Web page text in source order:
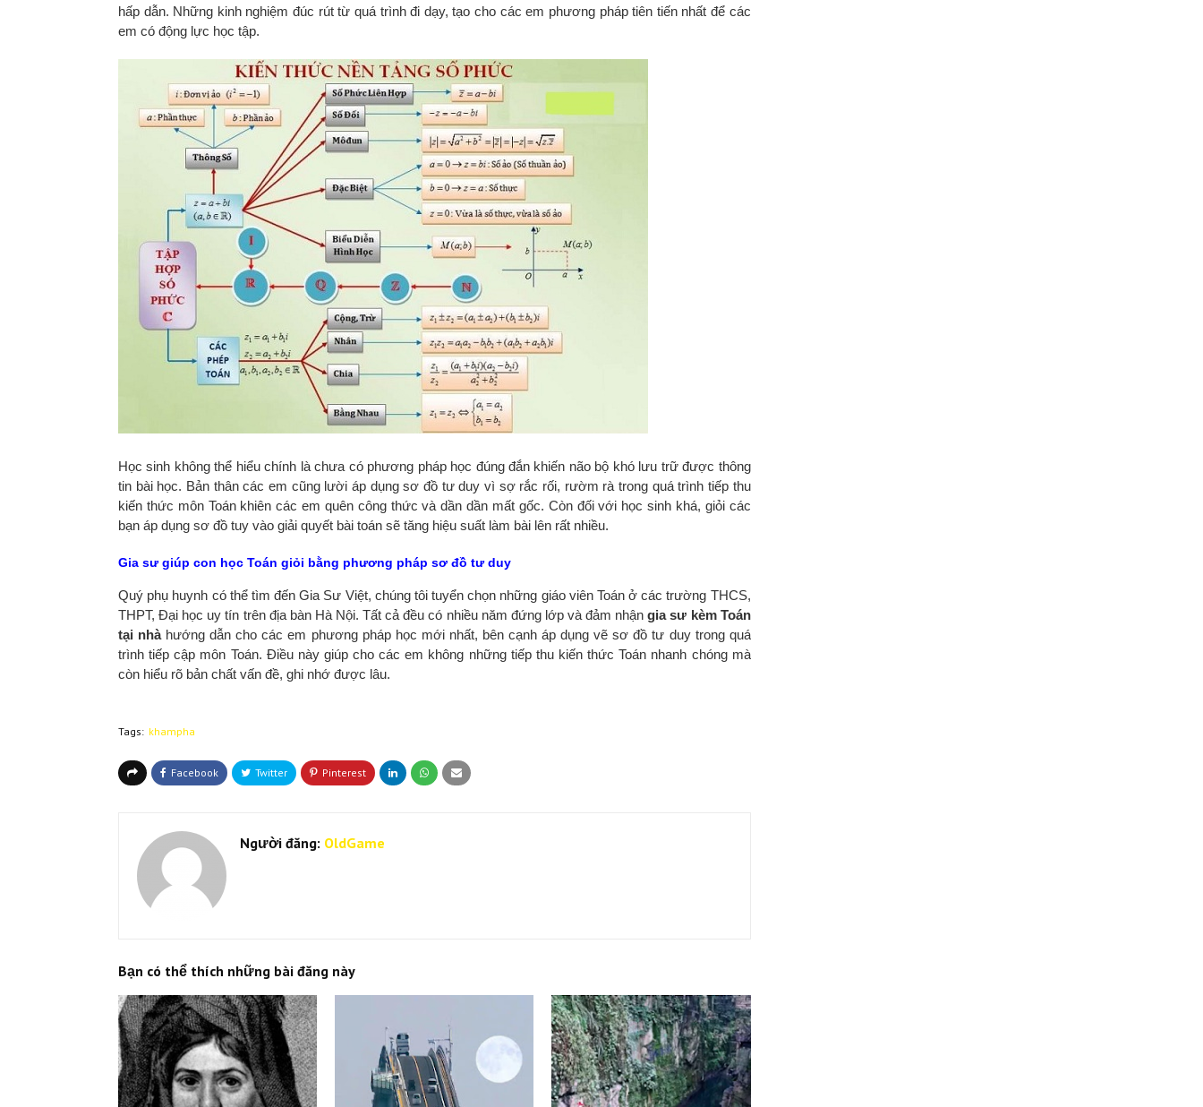
hấp dẫn. Những kinh nghiệm đúc rút từ quá trình đi dạy, tạo cho các em phương pháp tiên tiến nhất để các
em có động lực học tập.
Học sinh không thể hiểu chính là chưa có phương pháp học đúng đắn khiến não bộ khó lưu trữ được thông
tin bài học. Bản thân các em cũng lười áp dụng sơ đồ tư duy vì sợ rắc rối, rườm rà trong quá trình tiếp thu
kiến thức môn Toán khiên các em quên công thức và dần dần mất gốc. Còn đối với học sinh khá, giỏi các
bạn áp dụng sơ đồ tuy vào giải quyết bài toán sẽ tăng hiệu suất làm bài lên rất nhiều.
Gia sư giúp con học Toán giỏi bằng phương pháp sơ đồ tư duy
Quý phụ huynh có thể tìm đến Gia Sư Việt, chúng tôi tuyển chọn những giáo viên Toán ở các trường THCS,
THPT, Đại học uy tín trên địa bàn Hà Nội. Tất cả đều có nhiều năm đứng lớp và đảm nhậngia sư kèm Toán
tại nhàhướng dẫn cho các em phương pháp học mới nhất, bên cạnh áp dụng vẽ sơ đồ tư duy trong quá
trình tiếp cập môn Toán. Điều này giúp cho các em không những tiếp thu kiến thức Toán nhanh chóng mà
còn hiểu rõ bản chất vấn đề, ghi nhớ được lâu.
Tags: khampha
Người đăng: OldGame
Bạn có thể thích những bài đăng này